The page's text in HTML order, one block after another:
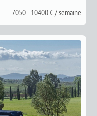
7050 - 10400 € / semaine